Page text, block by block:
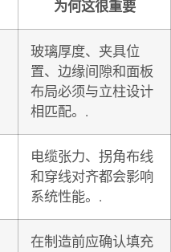
为何这很重要
玻璃厚度、夹具位
置、边缘间隙和面板
布局必须与立柱设计
相匹配。.
电缆张力、拐角布线
和穿线对齐都会影响
系统性能。.
在制造前应确认填充